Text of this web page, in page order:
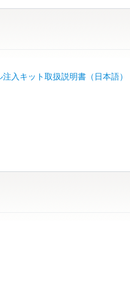
入キット取扱説明書（日本語）